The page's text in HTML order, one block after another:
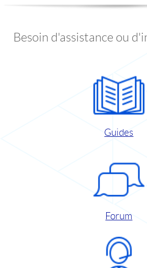
Besoin d'assistance ou
Guides
Forum